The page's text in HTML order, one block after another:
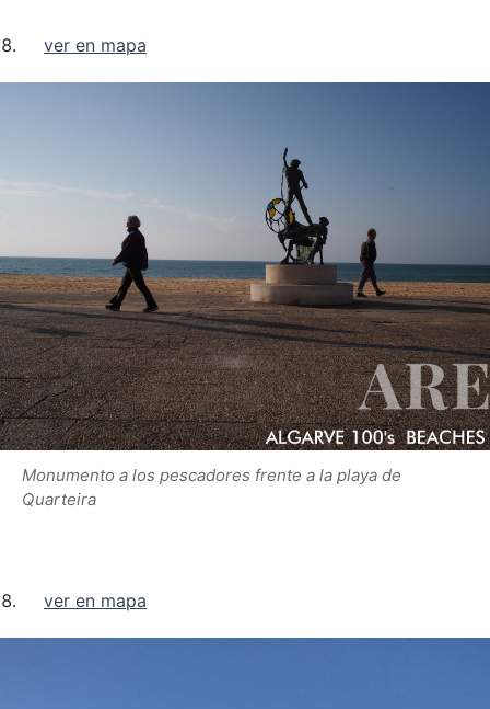
ver en mapa
Monumento a los pescadores frente a la playa de
Quarteira
ver en mapa